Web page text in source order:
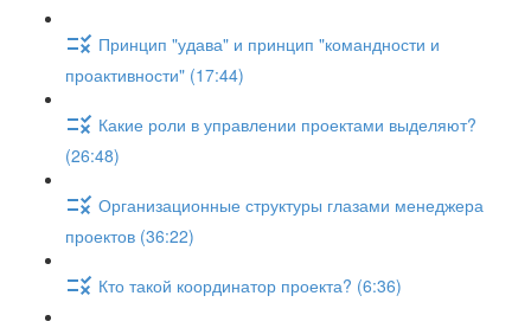
Принцип "удава" и принцип "командности и
проактивности" (17:44)
Какие роли в управлении проектами выделяют?
(26:48)
Организационные структуры глазами менеджера
проектов (36:22)
Кто такой координатор проекта? (6:36)